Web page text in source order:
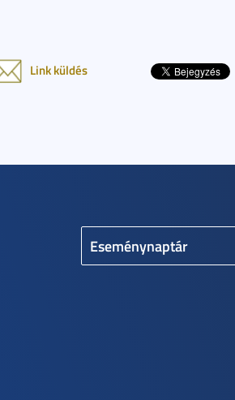
Link küldés
Eseménynaptár